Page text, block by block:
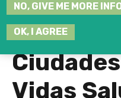
NO, GIVE ME MORE
OK, I AGREE
Vidas